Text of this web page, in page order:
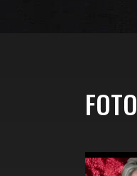
FOTO